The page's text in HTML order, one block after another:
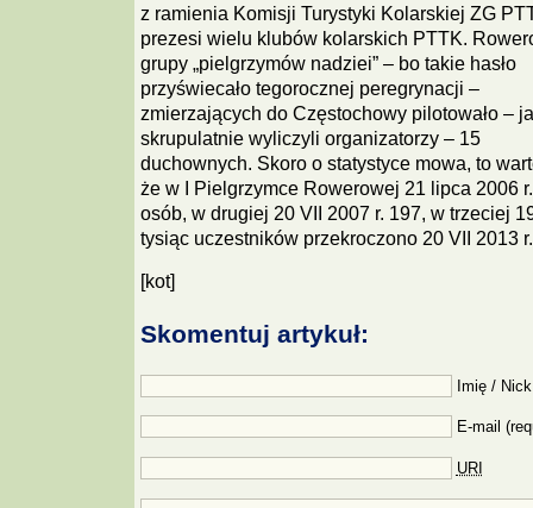
z ramienia Komisji Turystyki Kolarskiej ZG
prezesi wielu klubów kolarskich PTTK.
grupy „pielgrzymów nadziei” – bo takie hasło
przyświecało tegorocznej peregrynacji –
zmierzających do Częstochowy pilotowało –
skrupulatnie wyliczyli organizatorzy – 15
duchownych. Skoro o statystyce mowa, to
że w I Pielgrzymce Rowerowej 21 lipca 2006
osób, w drugiej 20 VII 2007 r. 197, w trzeciej
tysiąc uczestników przekroczono 20 VII 2013 r.
[kot]
Skomentuj artykuł:
Imię /
E-mail
URI